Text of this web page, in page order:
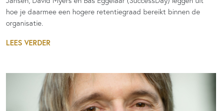
hoe je daarmee een hogere retentiegraad bereikt binnen de
organisatie.
LEES VERDER